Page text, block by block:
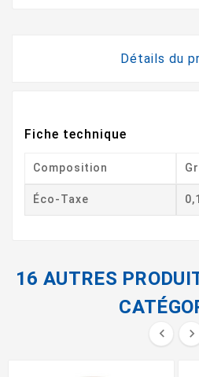
Détails du
Fiche technique
Composition
Éco-Taxe
16 AUTRES
 